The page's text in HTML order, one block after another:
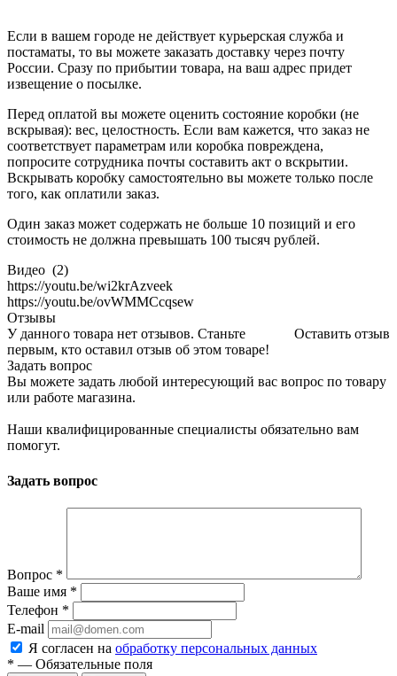
Если в вашем городе не действует курьерская служба и
постаматы, то вы можете заказать доставку через почту
России. Сразу по прибытии товара, на ваш адрес придет
извещение о посылке.
Перед оплатой вы можете оценить состояние коробки (не
вскрывая): вес, целостность. Если вам кажется, что заказ не
соответствует параметрам или коробка повреждена,
попросите сотрудника почты составить акт о вскрытии.
Вскрывать коробку самостоятельно вы можете только после
того, как оплатили заказ.
Один заказ может содержать не больше 10 позиций и его
стоимость не должна превышать 100 тысяч рублей.
Видео (2)
https://youtu.be/wi2krAzveek
https://youtu.be/ovWMMCcqsew
Отзывы
Оставить отзыв
У данного товара нет отзывов. Станьте
первым, кто оставил отзыв об этом товаре!
Задать вопрос
Вы можете задать любой интересующий вас вопрос по товару
или работе магазина.
Наши квалифицированные специалисты обязательно вам
помогут.
Задать вопрос
Вопрос *
Ваше имя *
Телефон *
E-mail
Я согласен на обработку персональных данных
* — Обязательные поля